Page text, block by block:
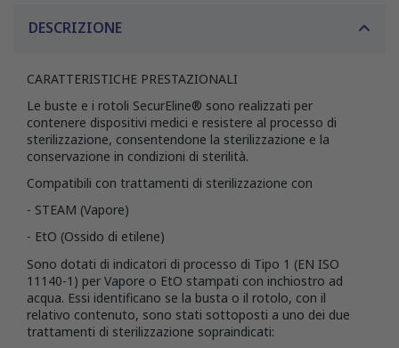
DESCRIZIONE
CARATTERISTICHE PRESTAZIONALI
Le buste e i rotoli SecurEline® sono realizzati per
contenere dispositivi medici e resistere al processo di
sterilizzazione, consentendone la sterilizzazione e la
conservazione in condizioni di sterilità.
Compatibili con trattamenti di sterilizzazione con
- STEAM (Vapore)
- EtO (Ossido di etilene)
Sono dotati di indicatori di processo di Tipo 1 (EN ISO
11140-1) per Vapore o EtO stampati con inchiostro ad
acqua. Essi identificano se la busta o il rotolo, con il
relativo contenuto, sono stati sottoposti a uno dei due
trattamenti di sterilizzazione sopraindicati: